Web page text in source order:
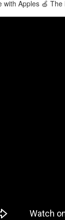
with Apples 🍏